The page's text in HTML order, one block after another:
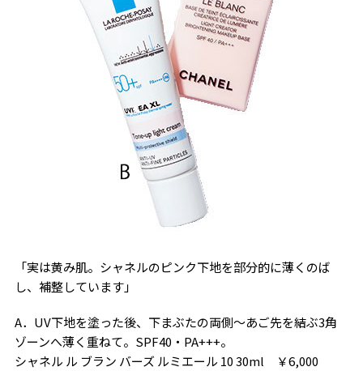
「実は黄み肌。シャネルのピンク下地を部分的に薄くのば
し、補整しています」
A．UV下地を塗った後、下まぶたの両側〜あご先を結ぶ3角
ゾーンへ薄く重ねて。SPF40・PA+++。
シャネル ル ブラン バーズ ルミエール 10 30ml ￥6,000